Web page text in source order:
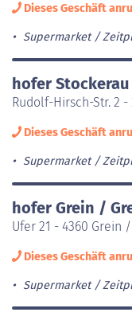
Dieses Geschäft
Supermarket
hofer
Rudolf-Hirsch-Str. 2
Dieses Geschäft
Supermarket
hofer Grein /
Ufer 21 - 4360 Grein
Dieses Geschäft
Supermarket